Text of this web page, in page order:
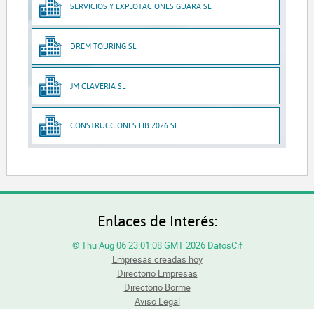
SERVICIOS Y EXPLOTACIONES GUARA SL
DREM TOURING SL
JM CLAVERIA SL
CONSTRUCCIONES HB 2026 SL
Enlaces de Interés:
© Thu Aug 06 23:01:08 GMT 2026 DatosCif
Empresas creadas hoy
Directorio Empresas
Directorio Borme
Aviso Legal